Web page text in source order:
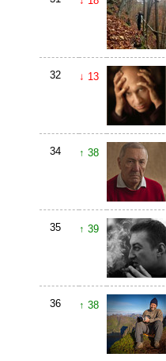
32 ↓ 13
34 ↑ 38
35 ↑ 39
36 ↑ 38